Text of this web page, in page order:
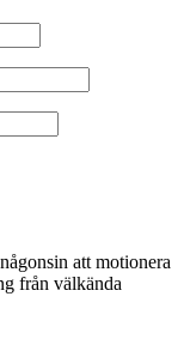
att motionera
från välkända